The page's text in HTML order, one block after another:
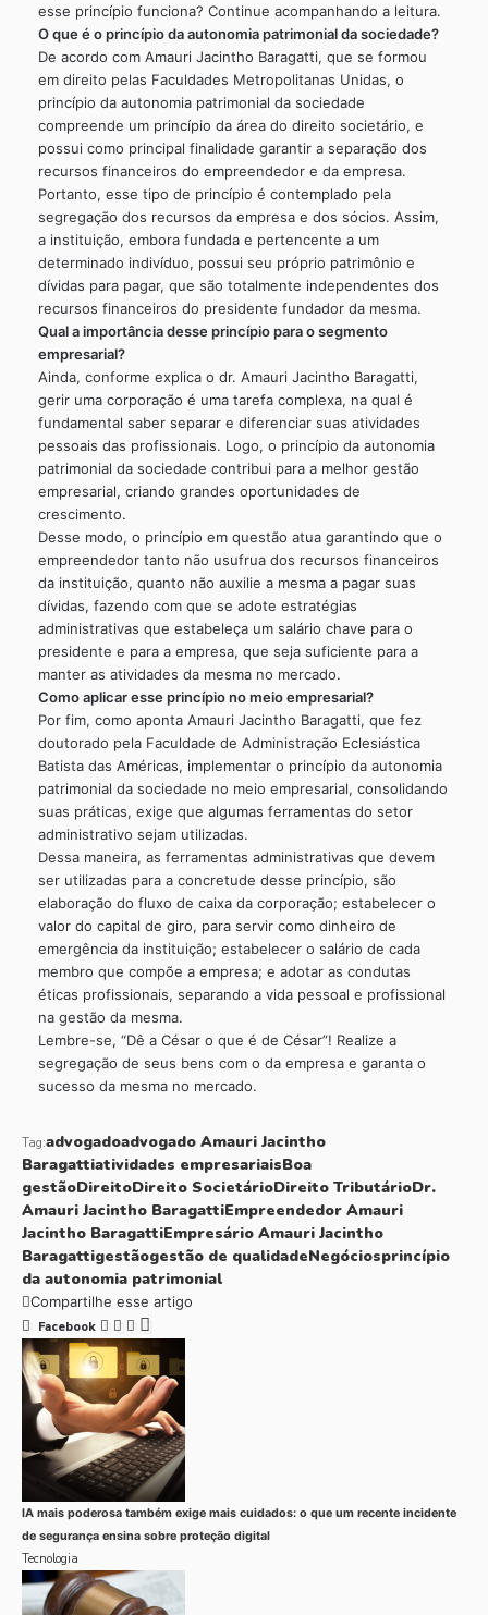
esse princípio funciona? Continue acompanhando a leitura.
O que é o princípio da autonomia patrimonial da sociedade?
De acordo com Amauri Jacintho Baragatti, que se formou
em direito pelas Faculdades Metropolitanas Unidas, o
princípio da autonomia patrimonial da sociedade
compreende um princípio da área do direito societário, e
possui como principal finalidade garantir a separação dos
recursos financeiros do empreendedor e da empresa.
Portanto, esse tipo de princípio é contemplado pela
segregação dos recursos da empresa e dos sócios. Assim,
a instituição, embora fundada e pertencente a um
determinado indivíduo, possui seu próprio patrimônio e
dívidas para pagar, que são totalmente independentes dos
recursos financeiros do presidente fundador da mesma.
Qual a importância desse princípio para o segmento
empresarial?
Ainda, conforme explica o dr. Amauri Jacintho Baragatti,
gerir uma corporação é uma tarefa complexa, na qual é
fundamental saber separar e diferenciar suas atividades
pessoais das profissionais. Logo, o princípio da autonomia
patrimonial da sociedade contribui para a melhor gestão
empresarial, criando grandes oportunidades de
crescimento.
Desse modo, o princípio em questão atua garantindo que o
empreendedor tanto não usufrua dos recursos financeiros
da instituição, quanto não auxilie a mesma a pagar suas
dívidas, fazendo com que se adote estratégias
administrativas que estabeleça um salário chave para o
presidente e para a empresa, que seja suficiente para a
manter as atividades da mesma no mercado.
Como aplicar esse princípio no meio empresarial?
Por fim, como aponta Amauri Jacintho Baragatti, que fez
doutorado pela Faculdade de Administração Eclesiástica
Batista das Américas, implementar o princípio da autonomia
patrimonial da sociedade no meio empresarial, consolidando
suas práticas, exige que algumas ferramentas do setor
administrativo sejam utilizadas.
Dessa maneira, as ferramentas administrativas que devem
ser utilizadas para a concretude desse princípio, são
elaboração do fluxo de caixa da corporação; estabelecer o
valor do capital de giro, para servir como dinheiro de
emergência da instituição; estabelecer o salário de cada
membro que compõe a empresa; e adotar as condutas
éticas profissionais, separando a vida pessoal e profissional
na gestão da mesma.
Lembre-se, “Dê a César o que é de César”! Realize a
segregação de seus bens com o da empresa e garanta o
sucesso da mesma no mercado.
Tag:advogadoadvogado Amauri Jacintho
Baragattiatividades empresariaisBoa
gestãoDireitoDireito SocietárioDireito TributárioDr.
Amauri Jacintho BaragattiEmpreendedor Amauri
Jacintho BaragattiEmpresário Amauri Jacintho
Baragattigestãogestão de qualidadeNegóciosprincípio
da autonomia patrimonial
Compartilhe esse artigo
Facebook
IA mais poderosa também exige mais cuidados: o que um recente incidente
de segurança ensina sobre proteção digital
Tecnologia